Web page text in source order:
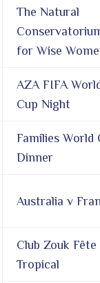
The Natural
for Wise
AZA FIFA
Cup Night
Families World
Dinner
Australia v
Club Zouk Fête
Tropical